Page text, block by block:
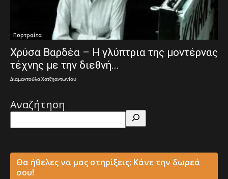
Πορτραίτα
Χρύσα Βαρδέα – Η γλύπτρια της μοντέρνας
τέχνης με την διεθνή...
Διαμαντούλα Χατζηαντωνίου
Αναζήτηση
Θα ήθελες να μας στηρίξεις; Κάνε την δωρεά
σου!